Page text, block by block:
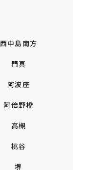
西中島南方
門真
阿波座
阿倍野橋
高槻
桃谷
堺